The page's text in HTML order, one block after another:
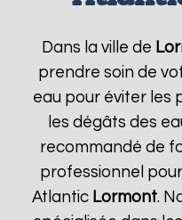
Dans la ville de
prendre soin de
eau pour éviter les
les dégâts des
recommandé de
professionnel
Atlantic Lormont.